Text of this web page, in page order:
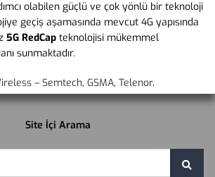
olabilen güçlü ve çok yönlü bir teknoloji
geçiş aşamasında mevcut 4G yapısında
5G RedCap teknolojisi mükemmel
sunmaktadır.
– Semtech, GSMA, Telenor.
Site İçi Arama